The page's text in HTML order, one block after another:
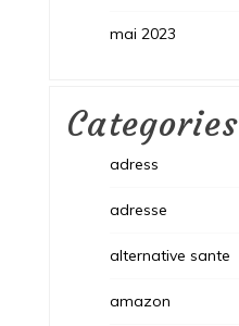
mai 2023
Categories
adress
adresse
alternative sante
amazon